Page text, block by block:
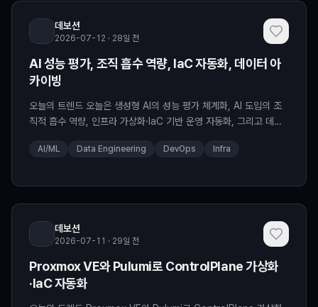
데보션
2026-07-12 · 28일 전
AI 성능 평가, 조직 흡수 역량, IaC 자동화, 데이터 아
카이빙
오늘의 트렌드 오늘은 생성형 AI의 성능 평가 체계화, AI 도입의 조
직적 흡수 역량, 인프라 가상화·IaC 기반 운영 자동화, 그리고 데이
해석한다....
AI/ML Data Engineering DevOps Infra
데보션
2026-07-11 · 29일 전
Proxmox VE와 Pulumi로 ControlPlane 가상화
·IaC 자동화